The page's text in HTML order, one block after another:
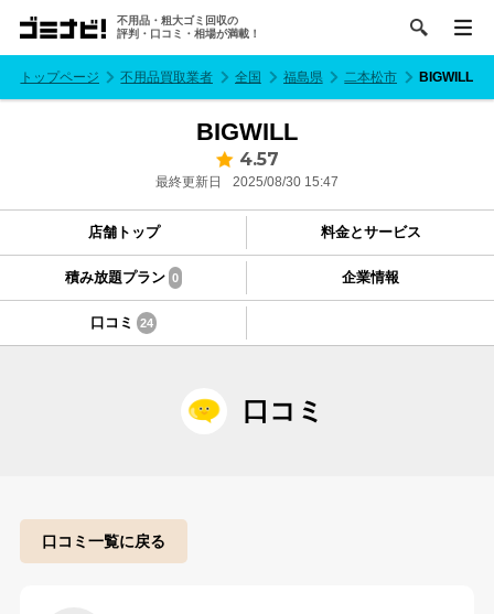
不用品・粗大ゴミ回収の
評判・口コミ・相場が満載！
トップページ 不用品買取業者 全国 福島県 二本松市 BIGWILL
BIGWILL
4.57
最終更新日 2025/08/30 15:47
店舗トップ 料金とサービス
積み放題プラン 0 企業情報
口コミ 24
口コミ
口コミ一覧に戻る